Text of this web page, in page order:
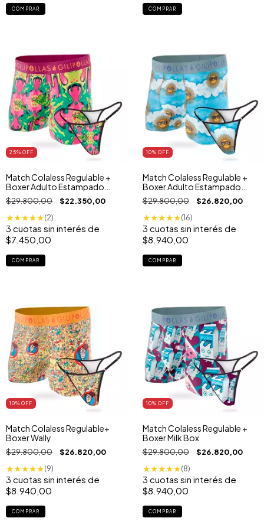
COMPRAR COMPRAR
25% OFF
Match Colaless Regulable +
Boxer Adulto Estampado
Slime
$29.800,00 $22.350,00
★★★★★(2)
3 cuotas sin interés de
$7.450,00
COMPRAR
10% OFF
Match Colaless Regulable +
Boxer Adulto Estampado
Argentina
$29.800,00 $26.820,00
★★★★★(16)
3 cuotas sin interés de
$8.940,00
COMPRAR
10% OFF
Match Colaless Regulable+
Boxer Wally
$29.800,00 $26.820,00
★★★★★(9)
3 cuotas sin interés de
$8.940,00
COMPRAR
10% OFF
Match Colaless Regulable +
Boxer Milk Box
$29.800,00 $26.820,00
★★★★★(8)
3 cuotas sin interés de
$8.940,00
COMPRAR